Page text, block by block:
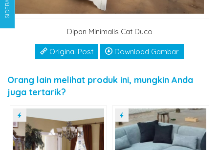
Dipan Minimalis Cat Duco
Original Post Download Gambar
Orang lain melihat produk ini, mungkin Anda
juga tertarik?
SIDEBAR